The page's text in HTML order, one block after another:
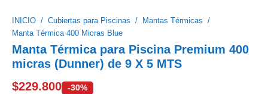
INICIO/ Cubiertas para Piscinas / Mantas Térmicas /
Manta Térmica 400 Micras Blue
Manta Térmica para Piscina Premium 400
micras (Dunner) de 9 X 5 MTS
$229.800 -30%